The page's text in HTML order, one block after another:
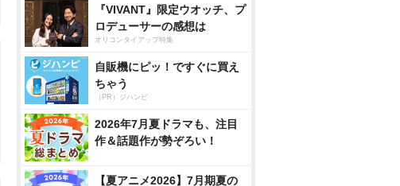
『VIVANT』限定ウオッチ、プ
ロデューサーの感想は
オリコンタイアップ特集
自販機にピッ！ですぐに買え
ちゃう
（PR）ジハンピ
2026年7月夏ドラマも、注目
作＆話題作が勢ぞろい！
【夏アニメ2026】7月期夏の